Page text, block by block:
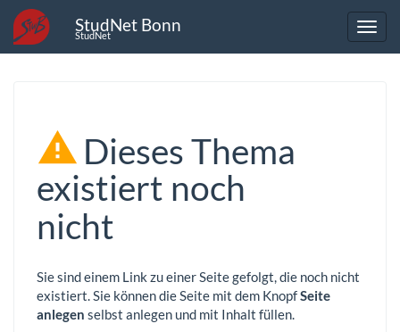
StudNet Bonn
StudNet
Dieses Thema
existiert noch
nicht
Sie sind einem Link zu einer Seite gefolgt, die noch nicht
existiert. Sie können die Seite mit dem KnopfSeite
anlegen selbst anlegen und mit Inhalt füllen.